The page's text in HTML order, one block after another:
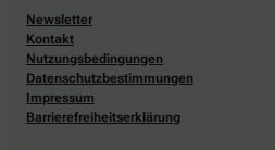
Newsletter
Kontakt
Nutzungsbedingungen
Datenschutzbestimmungen
Impressum
Barrierefreiheitserklärung